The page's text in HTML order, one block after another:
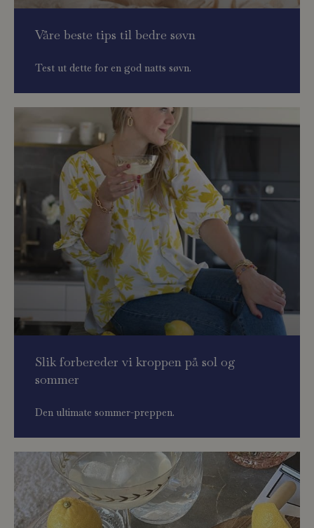
Våre beste tips til bedre søvn
Test ut dette for en god natts søvn.
Slik forbereder vi kroppen på sol og
sommer
Den ultimate sommer-preppen.